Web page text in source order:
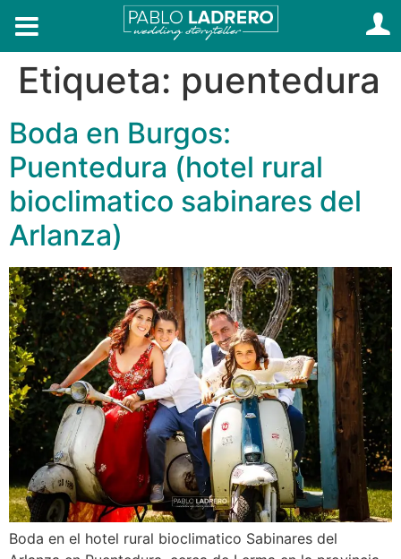
Etiqueta: puentedura
Boda en Burgos:
Puentedura (hotel rural
bioclimatico sabinares del
Arlanza)
Boda en el hotel rural bioclimatico Sabinares del